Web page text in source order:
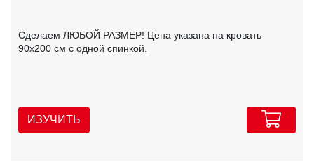
Сделаем ЛЮБОЙ РАЗМЕР! Цена указана на кровать
90х200 см с одной спинкой.
ИЗУЧИТЬ